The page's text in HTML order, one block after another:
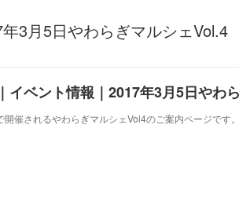
3月5日やわらぎマルシェVol.4
イベント情報｜2017年3月5日やわ
開催されるやわらぎマルシェVol4のご案内ページです